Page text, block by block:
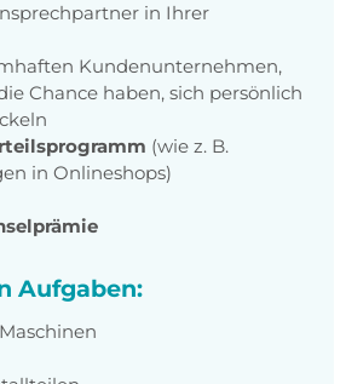
in Ihrer
Kundenunternehmen,
Chance haben, sich persönlich
(wie z. B.
in Onlineshops)
Aufgaben: